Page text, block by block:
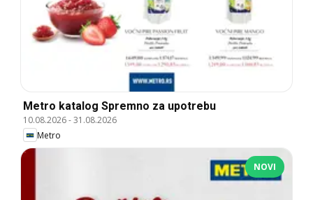
Metro katalog Spremno za upotrebu
10.08.2026-31.08.2026
Metro
NOVI